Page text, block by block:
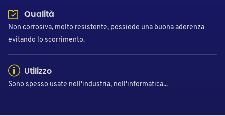
Qualità
Non corrosiva, molto resistente, possiede una buona aderenza
evitando lo scorrimento.
Utilizzo
Sono spesso usate nell'industria, nell'informatica...